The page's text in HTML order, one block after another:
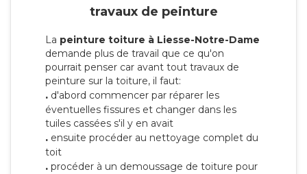
travaux de peinture
La peinture toiture à Liesse-Notre-Dame
demande plus de travail que ce qu'on
pourrait penser car avant tout travaux de
peinture sur la toiture, il faut:
. d'abord commencer par réparer les
éventuelles fissures et changer dans les
tuiles cassées s'il y en avait
. ensuite procéder au nettoyage complet du
toit
. procéder à un demoussage de toiture pour